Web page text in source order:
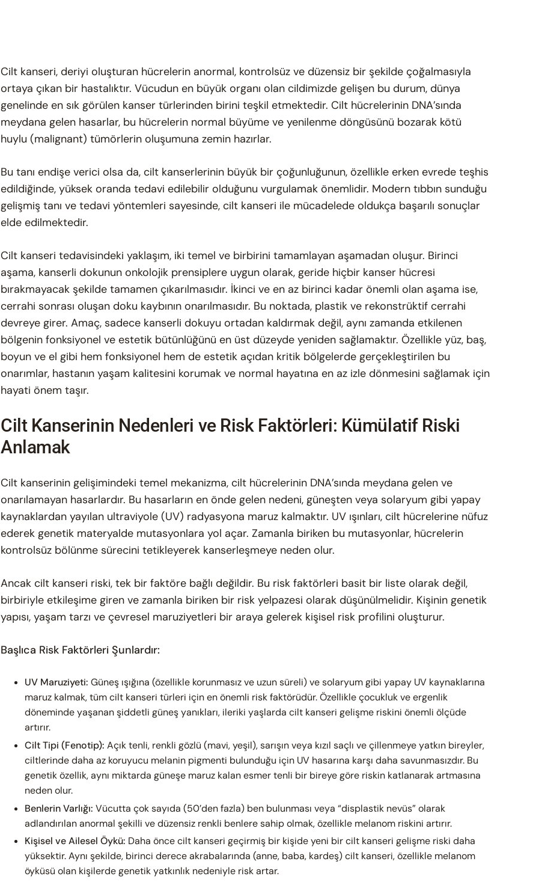
Cilt kanseri, deriyi oluşturan hücrelerin anormal, kontrolsüz ve düzensiz bir şekilde çoğalmasıyla
ortaya çıkan bir hastalıktır. Vücudun en büyük organı olan cildimizde gelişen bu durum, dünya
genelinde en sık görülen kanser türlerinden birini teşkil etmektedir. Cilt hücrelerinin DNA’sında
meydana gelen hasarlar, bu hücrelerin normal büyüme ve yenilenme döngüsünü bozarak kötü
huylu (malignant) tümörlerin oluşumuna zemin hazırlar.
Bu tanı endişe verici olsa da, cilt kanserlerinin büyük bir çoğunluğunun, özellikle erken evrede teşhis
edildiğinde, yüksek oranda tedavi edilebilir olduğunu vurgulamak önemlidir. Modern tıbbın sunduğu
gelişmiş tanı ve tedavi yöntemleri sayesinde, cilt kanseri ile mücadelede oldukça başarılı sonuçlar
elde edilmektedir.
Cilt kanseri tedavisindeki yaklaşım, iki temel ve birbirini tamamlayan aşamadan oluşur. Birinci
aşama, kanserli dokunun onkolojik prensiplere uygun olarak, geride hiçbir kanser hücresi
bırakmayacak şekilde tamamen çıkarılmasıdır. İkinci ve en az birinci kadar önemli olan aşama ise,
cerrahi sonrası oluşan doku kaybının onarılmasıdır. Bu noktada, plastik ve rekonstrüktif cerrahi
devreye girer. Amaç, sadece kanserli dokuyu ortadan kaldırmak değil, aynı zamanda etkilenen
bölgenin fonksiyonel ve estetik bütünlüğünü en üst düzeyde yeniden sağlamaktır. Özellikle yüz, baş,
boyun ve el gibi hem fonksiyonel hem de estetik açıdan kritik bölgelerde gerçekleştirilen bu
onarımlar, hastanın yaşam kalitesini korumak ve normal hayatına en az izle dönmesini sağlamak için
hayati önem taşır.
Cilt Kanserinin Nedenleri ve Risk Faktörleri: Kümülatif Riski
Anlamak
Cilt kanserinin gelişimindeki temel mekanizma, cilt hücrelerinin DNA’sında meydana gelen ve
onarılamayan hasarlardır. Bu hasarların en önde gelen nedeni, güneşten veya solaryum gibi yapay
kaynaklardan yayılan ultraviyole (UV) radyasyona maruz kalmaktır. UV ışınları, cilt hücrelerine nüfuz
ederek genetik materyalde mutasyonlara yol açar. Zamanla biriken bu mutasyonlar, hücrelerin
kontrolsüz bölünme sürecini tetikleyerek kanserleşmeye neden olur.
Ancak cilt kanseri riski, tek bir faktöre bağlı değildir. Bu risk faktörleri basit bir liste olarak değil,
birbiriyle etkileşime giren ve zamanla biriken bir risk yelpazesi olarak düşünülmelidir. Kişinin genetik
yapısı, yaşam tarzı ve çevresel maruziyetleri bir araya gelerek kişisel risk profilini oluşturur.
Başlıca Risk Faktörleri Şunlardır:
UV Maruziyeti: Güneş ışığına (özellikle korunmasız ve uzun süreli) ve solaryum gibi yapay UV kaynaklarına
maruz kalmak, tüm cilt kanseri türleri için en önemli risk faktörüdür. Özellikle çocukluk ve ergenlik
döneminde yaşanan şiddetli güneş yanıkları, ileriki yaşlarda cilt kanseri gelişme riskini önemli ölçüde
artırır.
Cilt Tipi (Fenotip): Açık tenli, renkli gözlü (mavi, yeşil), sarışın veya kızıl saçlı ve çillenmeye yatkın bireyler,
ciltlerinde daha az koruyucu melanin pigmenti bulunduğu için UV hasarına karşı daha savunmasızdır. Bu
genetik özellik, aynı miktarda güneşe maruz kalan esmer tenli bir bireye göre riskin katlanarak artmasına
neden olur.
Benlerin Varlığı: Vücutta çok sayıda (50’den fazla) ben bulunması veya “displastik nevüs” olarak
adlandırılan anormal şekilli ve düzensiz renkli benlere sahip olmak, özellikle melanom riskini artırır.
Kişisel ve Ailesel Öykü: Daha önce cilt kanseri geçirmiş bir kişide yeni bir cilt kanseri gelişme riski daha
yüksektir. Aynı şekilde, birinci derece akrabalarında (anne, baba, kardeş) cilt kanseri, özellikle melanom
öyküsü olan kişilerde genetik yatkınlık nedeniyle risk artar.